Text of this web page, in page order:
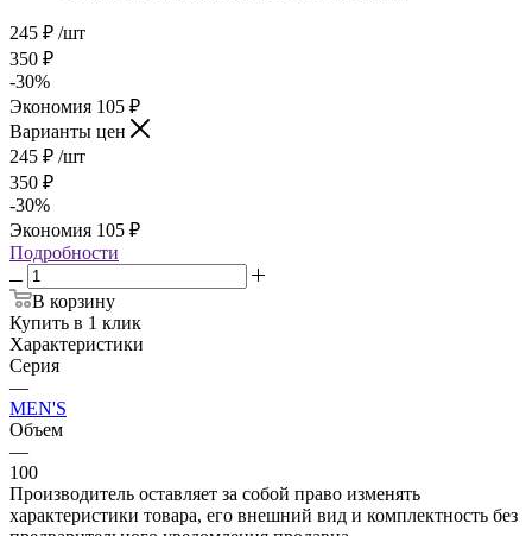
245 ₽ /шт
350 ₽
-30%
Экономия 105 ₽
Варианты цен
245 ₽ /шт
350 ₽
-30%
Экономия 105 ₽
Подробности
В корзину
Купить в 1 клик
Характеристики
Серия
—
MEN'S
Объем
—
100
Производитель оставляет за собой право изменять
характеристики товара, его внешний вид и комплектность без